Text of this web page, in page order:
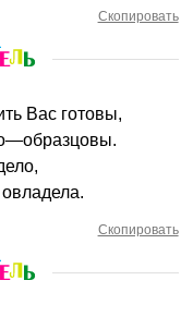
Скопировать
Вас готовы,
Скопировать